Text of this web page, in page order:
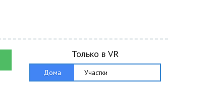
Только в VR
Дома Участки